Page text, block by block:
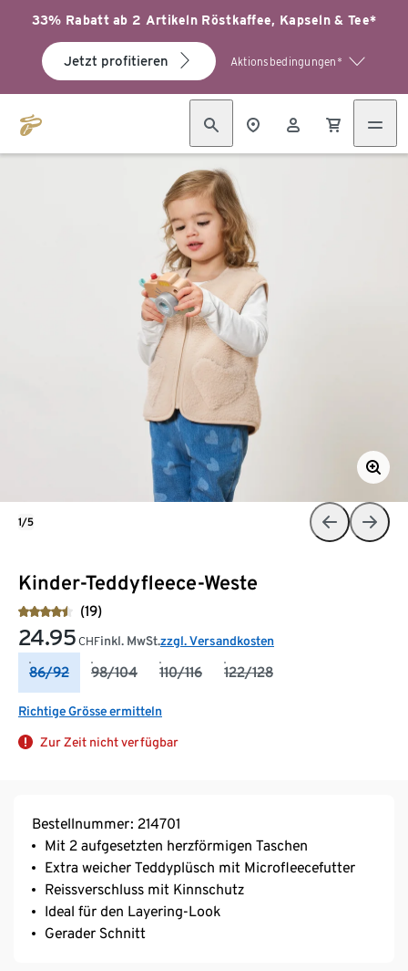
33% Rabatt ab 2 Artikeln Röstkaffee, Kapseln & Tee*
Jetzt profitieren Aktionsbedingungen*
Kinder-Teddyfleece-Weste
(19)
24.95 CHFinkl. MwSt.zzgl. Versandkosten
86/92 98/104 110/116 122/128
Richtige Grösse ermitteln
Zur Zeit nicht verfügbar
1/5
Bestellnummer: 214701
Mit 2 aufgesetzten herzförmigen Taschen
Extra weicher Teddyplüsch mit Microfleecefutter
Reissverschluss mit Kinnschutz
Ideal für den Layering-Look
Gerader Schnitt